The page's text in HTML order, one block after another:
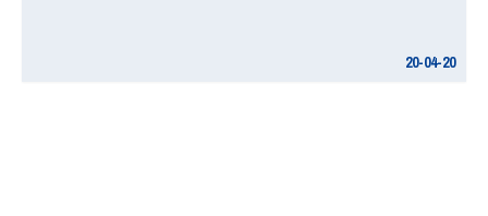
20-04-20